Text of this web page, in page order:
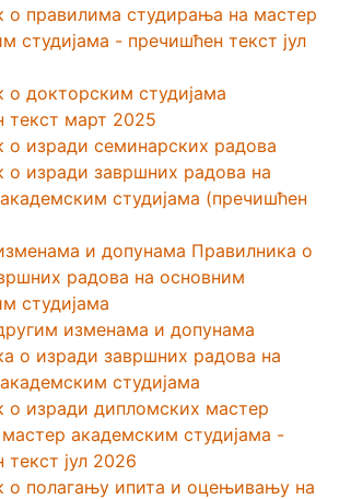
о правилима студирања на мастер
студијама - пречишћен текст јул
о докторским студијама
текст март 2025
о изради семинарских радова
о изради завршних радова на
студијама (пречишћен
и допунама Правилника о
радова на основним
студијама
изменама и допунама
о изради завршних радова на
студијама
о изради дипломских мастер
академским студијама -
јул 2026
о полагању ипита и оцењивању на